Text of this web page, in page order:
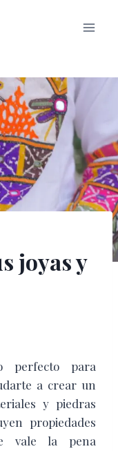
joyas y
perfecto para
a crear un
y piedras
propiedades
vale la pena